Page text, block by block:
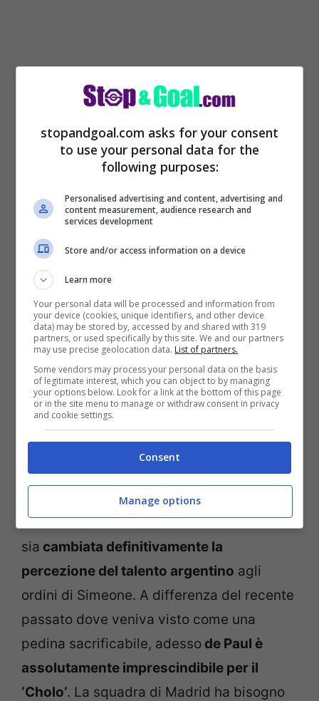
Juve, che batosta: sfuma
il colpo dalla Liga
Dalla Premier League alla Liga spagnola,
sono diversi i profili che i bianconeri
stanno sondando magari già per il mese di
gennaio. Ma uno di questi, da tempo in
cima alla lista di Giuntoli, èdestinato a
sfumare una volta per tutte.
Si tratta di Rodrigo de Paule a svelare il
retroscena è il portale iberico ‘Fichajes.net’
che sostiene come in casa Atletico Madrid
sia cambiata definitivamente la
percezione del talento argentino agli
ordini di Simeone. A differenza del recente
passato dove veniva visto come una
pedina sacrificabile, adesso de Paul è
assolutamente imprescindibile per il
‘Cholo’. La squadra di Madrid ha bisogno
stopandgoal.com asks for your consent
to use your personal data for the
following purposes:
Personalised advertising and content, advertising and
content measurement, audience research and
services development
Store and/or access information on a device
Learn more
Your personal data will be processed and information from
your device (cookies, unique identifiers, and other device
data) may be stored by, accessed by and shared with 319
partners, or used specifically by this site. We and our partners
may use precise geolocation data. List of partners.
Some vendors may process your personal data on the basis
of legitimate interest, which you can object to by managing
your options below. Look for a link at the bottom of this page
or in the site menu to manage or withdraw consent in privacy
and cookie settings.
Consent
Manage options